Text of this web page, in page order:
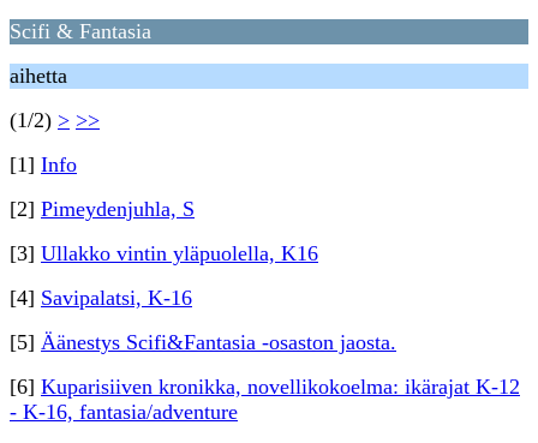
Scifi & Fantasia
aihetta
(1/2) > >>
[1] Info
[2] Pimeydenjuhla, S
[3] Ullakko vintin yläpuolella, K16
[4] Savipalatsi, K-16
[5] Äänestys Scifi&Fantasia -osaston jaosta.
[6] Kuparisiiven kronikka, novellikokoelma: ikärajat K-12
- K-16, fantasia/adventure